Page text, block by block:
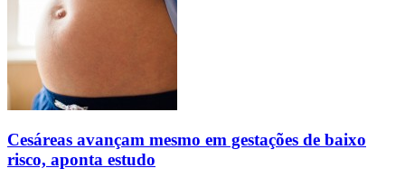
Cesáreas avançam mesmo em gestações de baixo
risco, aponta estudo